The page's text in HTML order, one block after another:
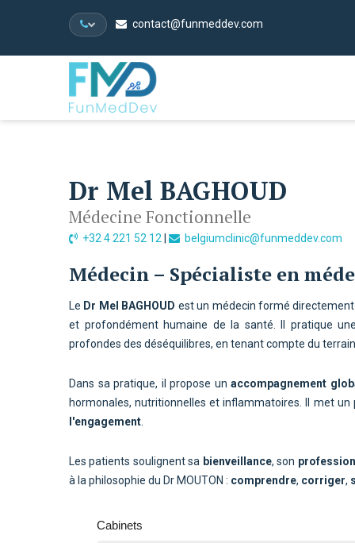
contact@funmeddev.com
Dr Mel BAGHOUD
Médecine Fonctionnelle
+32 4 221 52 12 belgiumclinic@funmeddev.com
Médecin – Spécialiste en
Le Dr Mel BAGHOUD est un médecin formé
et profondément humaine de la santé. Il pratique
profondes des déséquilibres, en tenant compte du
Dans sa pratique, il propose unaccompagnement
hormonales, nutritionnelles et inflammatoires. Il met
l'engagement.
Les patients soulignent sa bienveillance, son
à la philosophie du Dr MOUTON : comprendre, corriger,